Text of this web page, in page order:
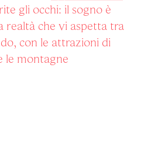
gli occhi: il sogno è
realtà che vi aspetta tra
con le attrazioni di
le montagne